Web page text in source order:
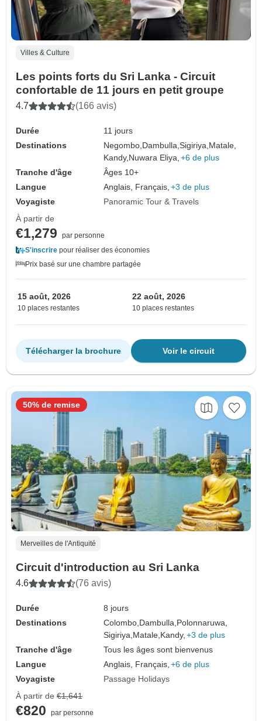
Villes & Culture
Les points forts du Sri Lanka - Circuit
confortable de 11 jours en petit groupe
4.7 (166 avis)
Durée
11 jours
Destinations
Negombo, Dambulla,Sigiriya, Matale,
Kandy, Nuwara Eliya, +6 de plus
Tranche d'âge
Âges 10+
Langue
Anglais, Français, +3 de plus
Voyagiste
Panoramic Tour & Travels
À partir de
€1,279
par personne
S'inscrire pour réaliser des économies
Prix basé sur une chambre partagée
15 août, 2026
10 places restantes
22 août, 2026
10 places restantes
Voir le circuit
Télécharger la brochure
Merveilles de l'Antiquité
Circuit d'introduction au Sri Lanka
4.6 (76 avis)
Durée
8 jours
Destinations
Colombo, Dambulla, Polonnaruwa,
Sigiriya, Matale, Kandy, +3 de plus
Tranche d'âge
Tous les âges sont bienvenus
Langue
Anglais, Français, +6 de plus
Voyagiste
Passage Holidays
50% de remise
À partir de €1,641
€820
par personne